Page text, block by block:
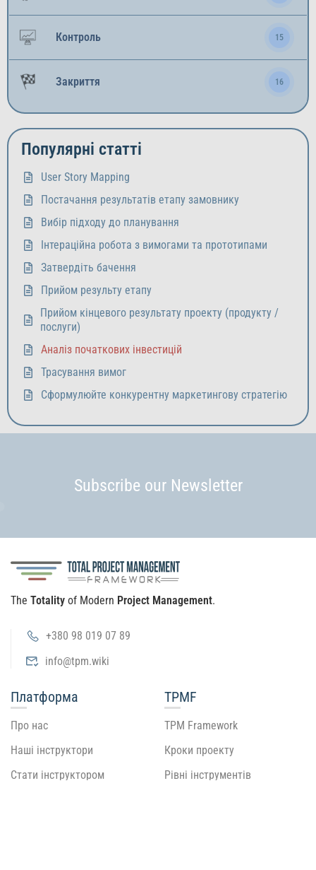
Контроль 15
Закриття 16
Популярні статті
User Story Mapping
Постачання результатів етапу замовнику
Вибір підходу до планування
Інтераційна робота з вимогами та прототипами
Затвердіть бачення
Прийом результу етапу
Прийом кінцевого результату проекту (продукту /
послуги)
Аналіз початкових інвестицій
Трасування вимог
Сформулюйте конкурентну маркетингову стратегію
Subscribe our Newsletter
The Totality of Modern Project Management.
+380 98 019 07 89
info@tpm.wiki
Платформа
Про нас
Наші інструктори
Стати інструктором
TPMF
TPM Framework
Кроки проекту
Рівні інструментів